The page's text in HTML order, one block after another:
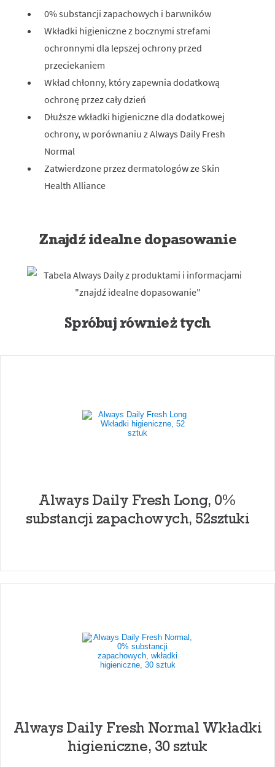
0% substancji zapachowych i barwników
Wkładki higieniczne z bocznymi strefami
ochronnymi dla lepszej ochrony przed
przeciekaniem
Wkład chłonny, który zapewnia dodatkową
ochronę przez cały dzień
Dłuższe wkładki higieniczne dla dodatkowej
ochrony, w porównaniu z Always Daily Fresh
Normal
Zatwierdzone przez dermatologów ze Skin
Health Alliance
Znajdź idealne dopasowanie
Spróbuj również tych
Always Daily Fresh Long, 0%
substancji zapachowych, 52sztuki
Always Daily Fresh Normal Wkładki
higieniczne, 30 sztuk